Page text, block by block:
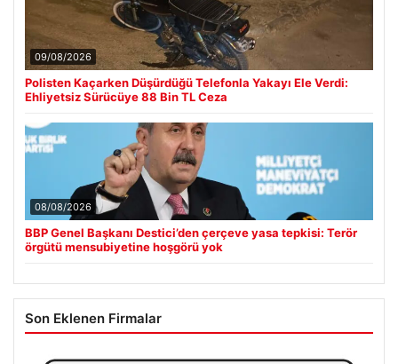
09/08/2026
Polisten Kaçarken Düşürdüğü Telefonla Yakayı Ele Verdi:
Ehliyetsiz Sürücüye 88 Bin TL Ceza
08/08/2026
BBP Genel Başkanı Destici’den çerçeve yasa tepkisi: Terör
örgütü mensubiyetine hoşgörü yok
Son Eklenen Firmalar